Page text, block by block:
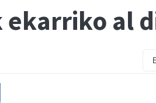
ekarriko al